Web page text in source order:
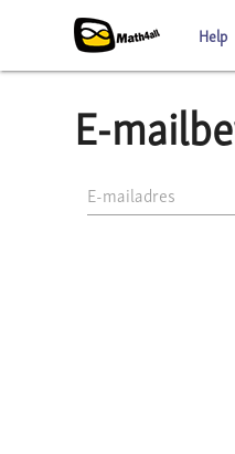
Help
E-
E-mailadres